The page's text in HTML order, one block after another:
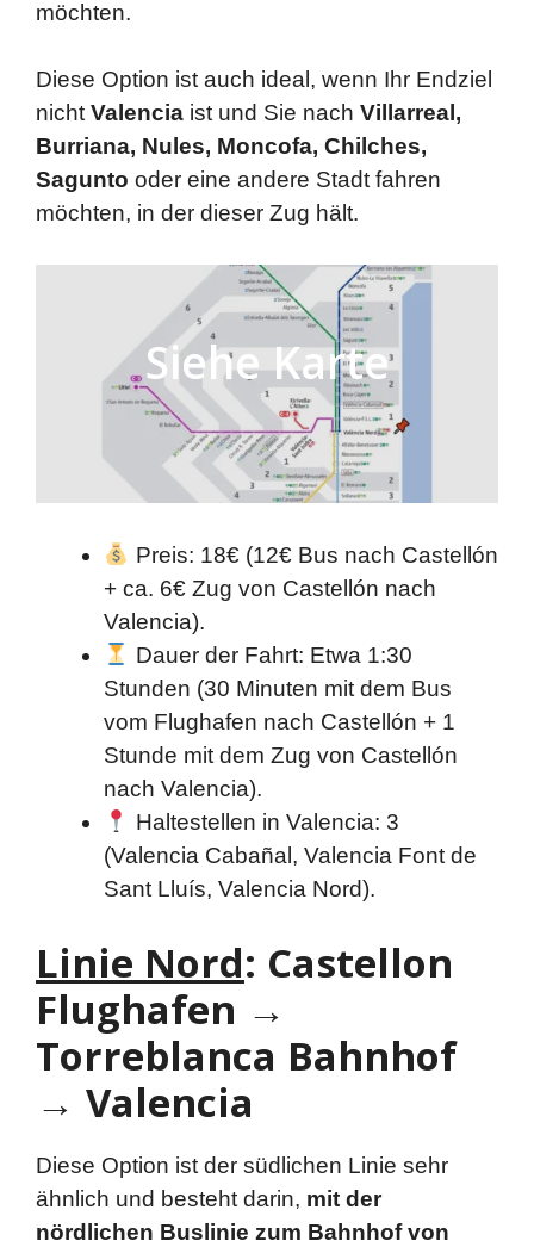
möchten.
Diese Option ist auch ideal, wenn Ihr Endziel
nicht Valencia ist und Sie nach Villarreal,
Burriana, Nules, Moncofa, Chilches,
Sagunto oder eine andere Stadt fahren
möchten, in der dieser Zug hält.
Siehe Karte
Preis: 18€ (12€ Bus nach Castellón
+ ca. 6€ Zug von Castellón nach
Valencia).
Dauer der Fahrt: Etwa 1:30
Stunden (30 Minuten mit dem Bus
vom Flughafen nach Castellón + 1
Stunde mit dem Zug von Castellón
nach Valencia).
Haltestellen in Valencia: 3
(Valencia Cabañal, Valencia Font de
Sant Lluís, Valencia Nord).
Linie Nord: Castellon
Flughafen →
Torreblanca Bahnhof
→ Valencia
Diese Option ist der südlichen Linie sehr
ähnlich und besteht darin, mit der
nördlichen Buslinie zum Bahnhof von